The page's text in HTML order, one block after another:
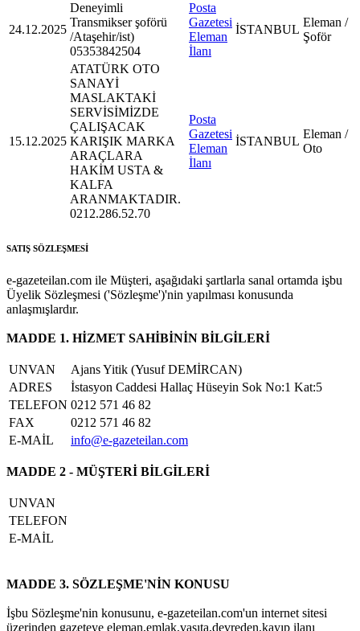
24.12.2025
Deneyimli
Transmikser şoförü
/Ataşehir/ist)
05353842504
Posta
Gazetesi
Eleman
İlanı
İSTANBUL
Eleman /
Şoför
15.12.2025
ATATÜRK OTO
SANAYİ
MASLAKTAKİ
SERVİSİMİZDE
ÇALIŞACAK
KARIŞIK MARKA
ARAÇLARA
HAKİM USTA &
KALFA
ARANMAKTADIR.
0212.286.52.70
Posta
Gazetesi
Eleman
İlanı
İSTANBUL
Eleman /
Oto
SATIŞ SÖZLEŞMESİ
e-gazeteilan.com ile Müşteri, aşağıdaki şartlarla sanal ortamda işbu
Üyelik Sözleşmesi ('Sözleşme')'nin yapılması konusunda
anlaşmışlardır.
MADDE 1. HİZMET SAHİBİNİN BİLGİLERİ
UNVAN
Ajans Yitik (Yusuf DEMİRCAN)
ADRES
İstasyon Caddesi Hallaç Hüseyin Sok No:1 Kat:5
TELEFON 0212 571 46 82
FAX
0212 571 46 82
E-MAİL
info@e-gazeteilan.com
MADDE 2 - MÜŞTERİ BİLGİLERİ
UNVAN
TELEFON
E-MAİL
MADDE 3. SÖZLEŞME'NİN KONUSU
İşbu Sözleşme'nin konusunu, e-gazeteilan.com'un internet sitesi
üzerinden gazeteye eleman,emlak,vasıta,devreden,kayıp ilanı